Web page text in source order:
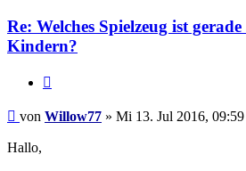
Re: Welches Spielzeug ist
Kindern?
Beitrag
von Willow77 » Mi 13. Jul 2016, 09:59
Hallo,